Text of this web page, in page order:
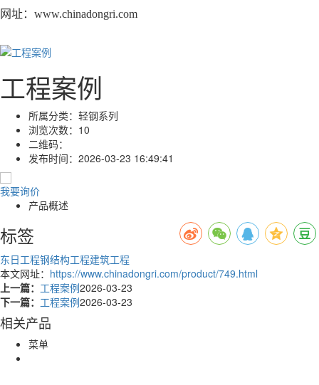
网址：www.chinadongri.com
工程案例
所属分类： 轻钢系列
浏览次数： 10
二维码：
发布时间： 2026-03-23 16:49:41
我要询价
产品概述
标签
东日工程钢结构工程建筑工程
本文网址： https://www.chinadongri.com/product/749.html
上一篇： 工程案例2026-03-23
下一篇： 工程案例2026-03-23
相关产品
菜单